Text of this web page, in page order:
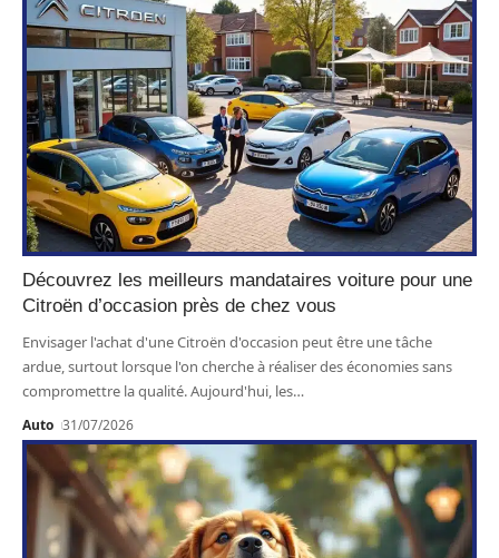
Découvrez les meilleurs mandataires voiture pour une
Citroën d’occasion près de chez vous
Envisager l'achat d'une Citroën d'occasion peut être une tâche
ardue, surtout lorsque l'on cherche à réaliser des économies sans
compromettre la qualité. Aujourd'hui, les…
Auto 31/07/2026